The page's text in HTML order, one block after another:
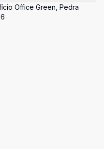
Office Green, Pedra